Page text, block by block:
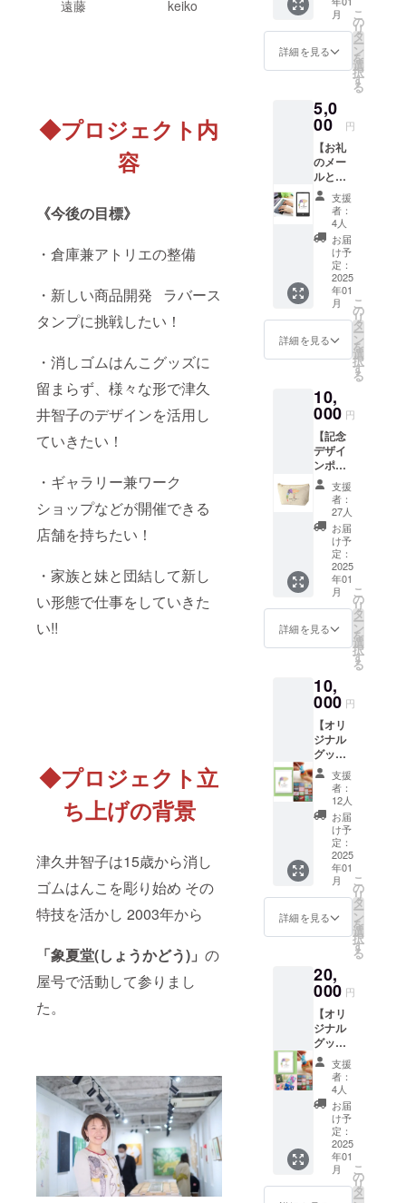
遠藤 keiko
◆プロジェクト内
容
《今後の目標》
・倉庫兼アトリエの整備
・新しい商品開発 ラバース
タンプに挑戦したい！
・消しゴムはんこグッズに
留まらず、様々な形で津久
井智子のデザインを活用し
ていきたい！
・ギャラリー兼ワーク
ショップなどが開催できる
店舗を持ちたい！
・家族と妹と団結して新し
い形態で仕事をしていきた
い!!
◆プロジェクト立
ち上げの背景
津久井智子は15歳から消し
ゴムはんこを彫り始め その
特技を活かし 2003年から
「象夏堂(しょうかどう)」 の
屋号で活動して参りまし
た。
しま
す。月
詳細を見る
こ
の
リ
タ
ー
ン
を
選
択
す
る
5,0
00 円
【お礼
のメー
ルとオ
リジナ
ル待受
画像】
感謝の
気持ち
を込め
て お礼
のメー
ルと、
クラ
ファン
限定デ
ザイン
け画像
(データ)
をお送
りしま
す。 ※
画像は
イメー
ジです
支援
者：
4人
お届
け予
定：
2025
年01
月
詳細を見る
こ
の
リ
タ
ー
ン
を
選
択
す
る
10,
000 円
【記念
デザイ
ンポー
チ】 ク
ラファ
ン記念
デザイ
ンの
ポーチ
をお送
りいた
しま
す。 サ
イズ：
約
W200x
D55mm
船底マ
チ付き
のキャ
ンバス
ポーチ
です。
小物を
整理す
るのに
ちょう
ど良い
大きさ
で、文
房具や
化粧品
などの
ンケー
スやコ
スメ
ポーチ
として
ご使用
いただ
けま
す。 ※
画像は
イメー
ジです
支援
者：
27人
お届
け予
定：
2025
年01
月
詳細を見る
こ
の
リ
タ
ー
ン
を
選
択
す
る
10,
000 円
【オリ
ジナル
グッズ
A】 記
念デザ
インA5
クリア
ファイ
ル1枚／
象夏堂
オリジ
ナルポ
スト
カード2
枚／ス
タンプ1
ンク1個
〜リ
ターン
の詳
細〜
〈記念
デザイ
ンA5ク
リア
ファイ
ル〉 サ
イズ横
148mm
(14.8c
m)×縦
210mm
支援
者：
12人
お届
け予
定：
2025
年01
月
詳細を見る
こ
の
リ
タ
ー
ン
を
選
択
す
る
20,
000 円
【オリ
ジナル
グッズ
B】 記
念デザ
インA5
クリア
ファイ
ル1枚／
象夏堂
A5クリ
アファ
イル1枚
支援
者：
4人
お届
け予
定：
2025
年01
月
こ
の
リ
タ
ー